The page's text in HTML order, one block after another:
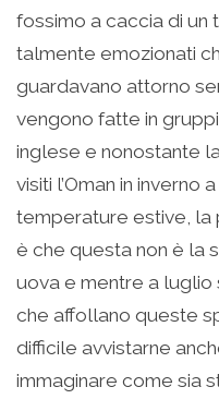
fossimo a caccia di un
talmente emozionati
guardavano attorno
vengono fatte in
inglese e nonostante
visiti l’Oman in inverno
temperature estive, la
è che questa non è la
uova e mentre a luglio
che affollano queste
difficile avvistarne
immaginare come sia